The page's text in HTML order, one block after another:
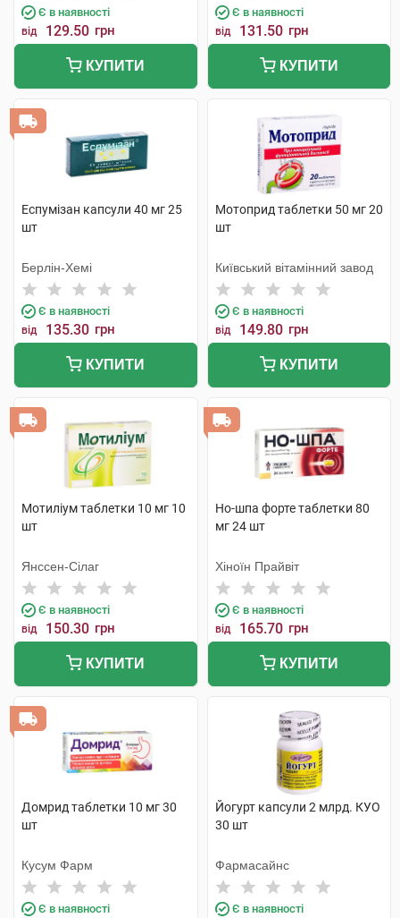
Є в наявності
від 129.50 грн
КУПИТИ
Є в наявності
від 131.50 грн
КУПИТИ
Еспумізан капсули 40 мг 25
шт
Берлін-Хемі
Є в наявності
від 135.30 грн
КУПИТИ
Мотоприд таблетки 50 мг 20
шт
Київський вітамінний завод
Є в наявності
від 149.80 грн
КУПИТИ
Мотиліум таблетки 10 мг 10
шт
Янссен-Сілаг
Є в наявності
від 150.30 грн
КУПИТИ
Но-шпа форте таблетки 80
мг 24 шт
Хіноїн Прайвіт
Є в наявності
від 165.70 грн
КУПИТИ
Домрид таблетки 10 мг 30
шт
Кусум Фарм
Є в наявності
Йогурт капсули 2 млрд. КУО
30 шт
Фармасайнс
Є в наявності